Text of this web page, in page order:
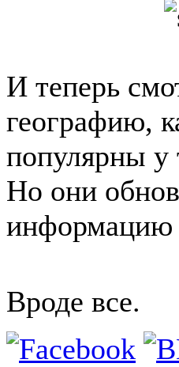
И теперь
географию,
популярны у
Но они
информацию
Вроде все.